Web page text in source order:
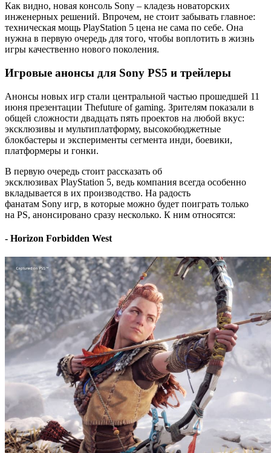
Как видно, новая консоль Sony – кладезь новаторских
инженерных решений. Впрочем, не стоит забывать главное:
техническая мощь PlayStation 5 цена не сама по себе. Она
нужна в первую очередь для того, чтобы воплотить в жизнь
игры качественно нового поколения.
Игровые анонсы для Sony PS5 и трейлеры
Анонсы новых игр стали центральной частью прошедшей 11
июня презентации Thefuture of gaming. Зрителям показали в
общей сложности двадцать пять проектов на любой вкус:
эксклюзивы и мультиплатформу, высокобюджетные
блокбастеры и эксперименты сегмента инди, боевики,
платформеры и гонки.
В первую очередь стоит рассказать об
эксклюзивах PlayStation 5, ведь компания всегда особенно
вкладывается в их производство. На радость
фанатам Sony игр, в которые можно будет поиграть только
на PS, анонсировано сразу несколько. К ним относятся:
- Horizon Forbidden West